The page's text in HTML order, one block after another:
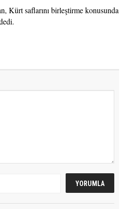
Kürt saflarını birleştirme konusunda